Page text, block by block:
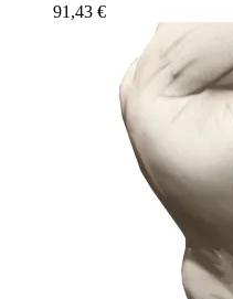
91,43 €